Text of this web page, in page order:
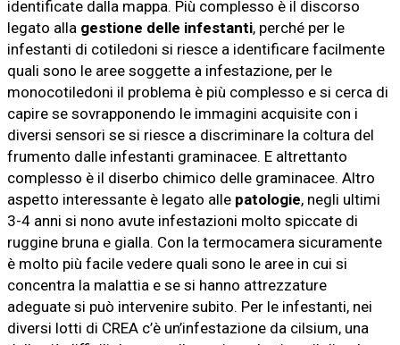
identificate dalla mappa. Più complesso è il discorso
legato alla gestione delle infestanti, perché per le
infestanti di cotiledoni si riesce a identificare facilmente
quali sono le aree soggette a infestazione, per le
monocotiledoni il problema è più complesso e si cerca di
capire se sovrapponendo le immagini acquisite con i
diversi sensori se si riesce a discriminare la coltura del
frumento dalle infestanti graminacee. E altrettanto
complesso è il diserbo chimico delle graminacee. Altro
aspetto interessante è legato alle patologie, negli ultimi
3-4 anni si nono avute infestazioni molto spiccate di
ruggine bruna e gialla. Con la termocamera sicuramente
è molto più facile vedere quali sono le aree in cui si
concentra la malattia e se si hanno attrezzature
adeguate si può intervenire subito. Per le infestanti, nei
diversi lotti di CREA c’è un’infestazione da cilsium, una